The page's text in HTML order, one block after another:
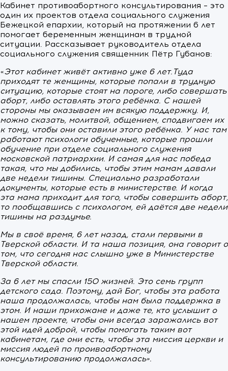
Кабинет противоабортного консультирования – это
один их проектов отдела социального служения
Бежецкой епархии, который на протяжении 6 лет
помогает беременным женщинам в трудной
ситуации. Рассказывает руководитель отдела
социального служения священник Пётр Губанов:
«Этот кабинет живёт активно уже 6 лет. Туда
приходят те женщины, которые попали в трудную
ситуацию, которые стоят на пороге, либо совершать
аборт, либо оставлять этого ребёнка. С нашей
стороны мы оказываем им всякую поддержку. И,
можно сказать, молитвой, общением, сподвигаем их
к тому, чтобы они оставили этого ребёнка. У нас там
работают психологи обученные, которые прошли
обучение при отделе социального служения
московской патриархии. И самая для нас победа
такая, что мы добились, чтобы этим мамам давали
две недели тишины. Специально разработали
документы, которые есть в министерстве. И когда
эта мама приходит для того, чтобы совершить аборт,
то пообщавшись с психологом, ей даётся две недели
тишины на раздумье.
Мы в своё время, 6 лет назад, стали первыми в
Тверской области. И та наша позиция, она говорит о
том, что сегодня нас слышно уже в Министерстве
Тверской области.
За 6 лет мы спасли 150 жизней. Это семь групп
детского сада. Поэтому, дай Бог, чтобы эта работа
наша продолжалась, чтобы нам была поддержка в
этом. И наши прихожане и даже те, кто услышит о
нашем проекте, чтобы они всегда заражались вот
этой идей доброй, чтобы помогать таким вот
кабинетам, где они есть, чтобы эта миссия церкви и
миссия людей по проивоабортному
консультированию продолжалась».